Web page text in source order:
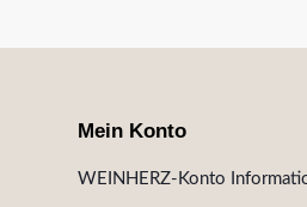
Mein Konto
WEINHERZ-Konto